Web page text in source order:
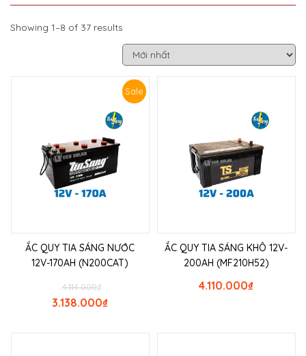
Showing 1–8 of 37 results
Sale
ẮC QUY TIA SÁNG NƯỚC
12V-170AH (N200CAT)
₫
4.114.000
₫
3.138.000
ẮC QUY TIA SÁNG KHÔ 12V-
200AH (MF210H52)
₫
4.110.000